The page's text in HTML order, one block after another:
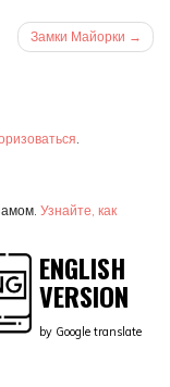
Замки Майорки
Узнайте, как
ENGLISH
VERSION
by Google translate